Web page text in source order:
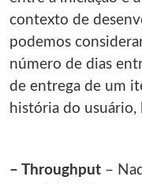
contexto de
podemos
número de dias
de entrega de um
história do usuário,
– Throughput –